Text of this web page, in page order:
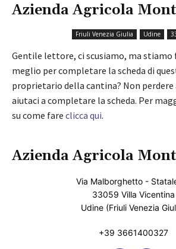
Azienda Agricola
Friuli Venezia Giulia Udine
Gentile lettore, ci scusiamo, ma stiamo
meglio per completare la scheda di
proprietario della cantina? Non
aiutaci a completare la scheda. Per
su come fare clicca qui.
Azienda Agricola
Via Malborghetto -
33059 Villa Vicentina
Udine (Friuli Venezia
+39 3661400327